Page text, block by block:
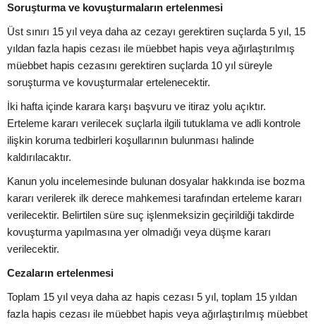
Soruşturma ve kovuşturmaların ertelenmesi
Üst sınırı 15 yıl veya daha az cezayı gerektiren suçlarda 5 yıl, 15
yıldan fazla hapis cezası ile müebbet hapis veya ağırlaştırılmış
müebbet hapis cezasını gerektiren suçlarda 10 yıl süreyle
soruşturma ve kovuşturmalar ertelenecektir.
İki hafta içinde karara karşı başvuru ve itiraz yolu açıktır.
Erteleme kararı verilecek suçlarla ilgili tutuklama ve adli kontrole
ilişkin koruma tedbirleri koşullarının bulunması halinde
kaldırılacaktır.
Kanun yolu incelemesinde bulunan dosyalar hakkında ise bozma
kararı verilerek ilk derece mahkemesi tarafından erteleme kararı
verilecektir. Belirtilen süre suç işlenmeksizin geçirildiği takdirde
kovuşturma yapılmasına yer olmadığı veya düşme kararı
verilecektir.
Cezaların ertelenmesi
Toplam 15 yıl veya daha az hapis cezası 5 yıl, toplam 15 yıldan
fazla hapis cezası ile müebbet hapis veya ağırlaştırılmış müebbet